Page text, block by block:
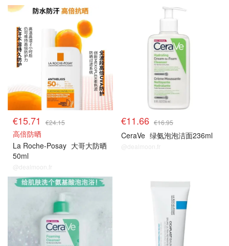
€15.71 €24.15
高倍防晒
La Roche-Posay 大哥大防晒
50ml
@dealmoon.fr
€11.66 €16.95
CeraVe 绿氨泡泡洁面236ml
@dealmoon.fr